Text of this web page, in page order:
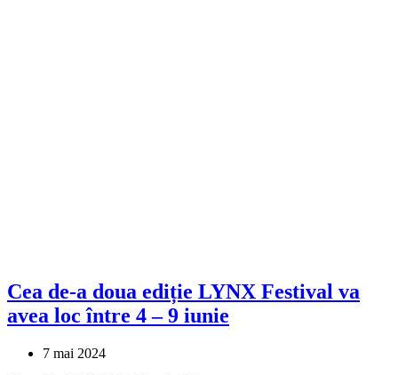
Cea de-a doua ediție LYNX Festival va
avea loc între 4 – 9 iunie
7 mai 2024